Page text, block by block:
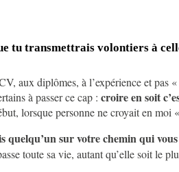
tu transmettrais volontiers à
aux diplômes, à l’expérience et pas
à passer ce cap : croire en soit
lorsque personne ne croyait en
quelqu’un sur votre chemin qui
toute sa vie, autant qu’elle soit le